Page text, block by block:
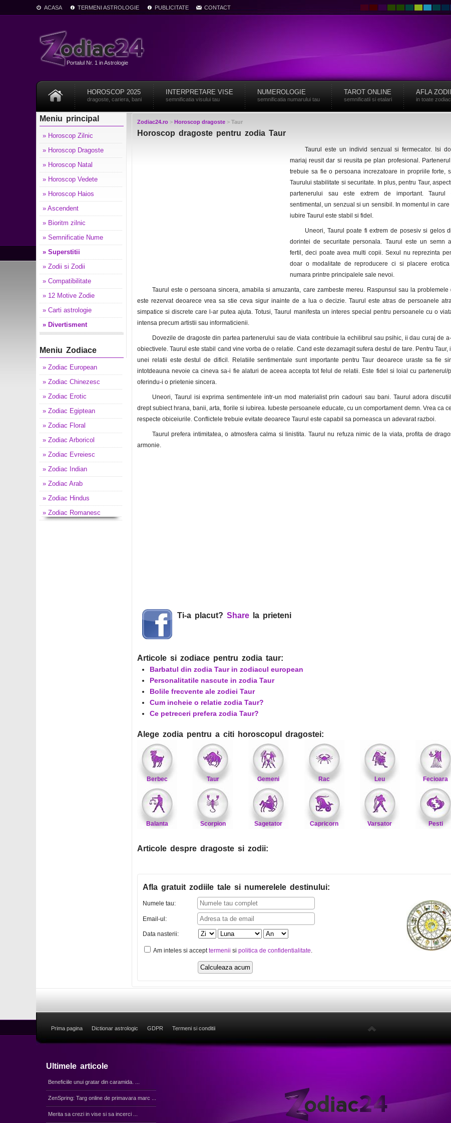
ACASA TERMENI ASTROLOGIE PUBLICITATE CONTACT
Portalul Nr. 1 in Astrologie
HOROSCOP 2025
dragoste, cariera, bani
INTERPRETARE VISE
semnificatia visului tau
NUMEROLOGIE
semnificatia numarului tau
TAROT ONLINE
semnificatii si etalari
AFLA
in toate
Meniu principal
» Horoscop Zilnic
» Horoscop Dragoste
» Horoscop Natal
» Horoscop Vedete
» Horoscop Haios
» Ascendent
» Bioritm zilnic
» Semnificatie Nume
» Superstitii
» Zodii si Zodii
» Compatibilitate
» 12 Motive Zodie
» Carti astrologie
» Divertisment
Meniu Zodiace
» Zodiac European
» Zodiac Chinezesc
» Zodiac Erotic
» Zodiac Egiptean
» Zodiac Floral
» Zodiac Arboricol
» Zodiac Evreiesc
» Zodiac Indian
» Zodiac Arab
» Zodiac Hindus
» Zodiac Romanesc
Zodiac24.ro > Horoscop dragoste > Taur
Horoscop dragoste pentru zodia Taur
Taurul este un individ senzual si fermecator. Isi
mariaj reusit dar si reusita pe plan profesional.
trebuie sa fie o persoana increzatoare in propriile forte,
Taurului stabilitate si securitate. In plus, pentru Taur,
partenerului sau este extrem de important. Taurul
sentimental, un senzual si un sensibil. In momentul in care
iubire Taurul este stabil si fidel.
Uneori, Taurul poate fi extrem de posesiv si gelos
dorintei de securitate personala. Taurul este un semn
fertil, deci poate avea multi copii. Sexul nu reprezinta
doar o modalitate de reproducere ci si placere
numara printre principalele sale nevoi.
Taurul este o persoana sincera, amabila si amuzanta, care zambeste mereu. Raspunsul sau la problemele
este rezervat deoarece vrea sa stie ceva sigur inainte de a lua o decizie. Taurul este atras de persoanele
simpatice si discrete care l-ar putea ajuta. Totusi, Taurul manifesta un interes special pentru persoanele cu o
intensa precum artistii sau informaticienii.
Dovezile de dragoste din partea partenerului sau de viata contribuie la echilibrul sau psihic, ii dau curaj de
obiectivele. Taurul este stabil cand vine vorba de o relatie. Cand este dezamagit sufera destul de tare. Pentru Taur,
unei relatii este destul de dificil. Relatiile sentimentale sunt importante pentru Taur deoarece uraste sa fie
intotdeauna nevoie ca cineva sa-i fie alaturi de aceea accepta tot felul de relatii. Este fidel si loial cu partenerul/
oferindu-i o prietenie sincera.
Uneori, Taurul isi exprima sentimentele intr-un mod materialist prin cadouri sau bani. Taurul adora
drept subiect hrana, banii, arta, florile si iubirea. Iubeste persoanele educate, cu un comportament demn. Vrea ca
respecte obiceiurile. Conflictele trebuie evitate deoarece Taurul este capabil sa porneasca un adevarat razboi.
Taurul prefera intimitatea, o atmosfera calma si linistita. Taurul nu refuza nimic de la viata, profita de
armonie.
Ti-a placut? Share la prieteni
Articole si zodiace pentru zodia taur:
Barbatul din zodia Taur in zodiacul european
Personalitatile nascute in zodia Taur
Bolile frecvente ale zodiei Taur
Cum incheie o relatie zodia Taur?
Ce petreceri prefera zodia Taur?
Alege zodia pentru a citi horoscopul dragostei:
Berbec Taur Gemeni Rac Leu Fecioara
Balanta Scorpion Sagetator Capricorn Varsator Pesti
Articole despre dragoste si zodii:
Afla gratuit zodiile tale si numerelele destinului:
Numele tau:
Email-ul:
Data nasterii:
Am inteles si accepttermenii si politica de confidentialitate.
Prima pagina Dictionar astrologic GDPR Termeni si conditii
Ultimele articole
Beneficiile unui gratar din caramida. ...
ZenSpring: Targ online de primavara marc ...
Merita sa crezi in vise si sa incerci ...